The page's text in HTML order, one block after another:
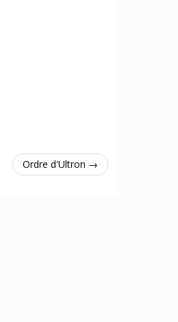
Ordre d'Ultron →